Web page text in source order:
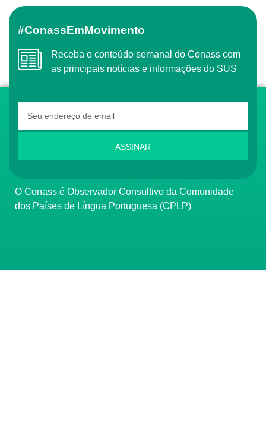
#ConassEmMovimento
Receba o conteúdo semanal do Conass com
as principais notícias e informações do SUS
ASSINAR
O Conass é Observador Consultivo da Comunidade
dos Países de Língua Portuguesa (CPLP)